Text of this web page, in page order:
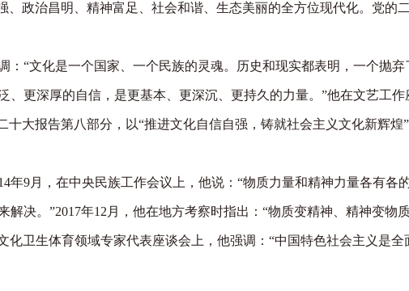
政治昌明、精神富足、社会和谐、生态美丽的全方位现代化。党的
“文化是一个国家、一个民族的灵魂。历史和现实都表明，一个抛弃
更深厚的自信，是更基本、更深沉、更持久的力量。”他在文艺工作
大报告第八部分，以“推进文化自信自强，铸就社会主义文化新辉煌
9月，在中央民族工作会议上，他说：“物质力量和精神力量各有各
决。”2017年12月，他在地方考察时指出：“物质变精神、精神变物
卫生体育领域专家代表座谈会上，他强调：“中国特色社会主义是全